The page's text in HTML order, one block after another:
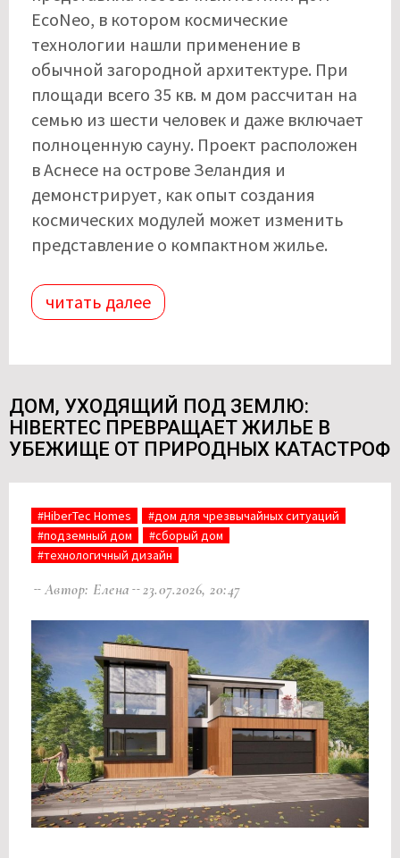
EcoNeo, в котором космические
технологии нашли применение в
обычной загородной архитектуре. При
площади всего 35 кв. м дом рассчитан на
семью из шести человек и даже включает
полноценную сауну. Проект расположен
в Аснесе на острове Зеландия и
демонстрирует, как опыт создания
космических модулей может изменить
представление о компактном жилье.
читать далее
ДОМ, УХОДЯЩИЙ ПОД ЗЕМЛЮ:
HIBERTEC ПРЕВРАЩАЕТ ЖИЛЬЕ В
УБЕЖИЩЕ ОТ ПРИРОДНЫХ КАТАСТРОФ
#HiberTec Homes
#дом для чрезвычайных ситуаций
#подземный дом
#сборый дом
#технологичный дизайн
Автор: Елена 23.07.2026, 20:47